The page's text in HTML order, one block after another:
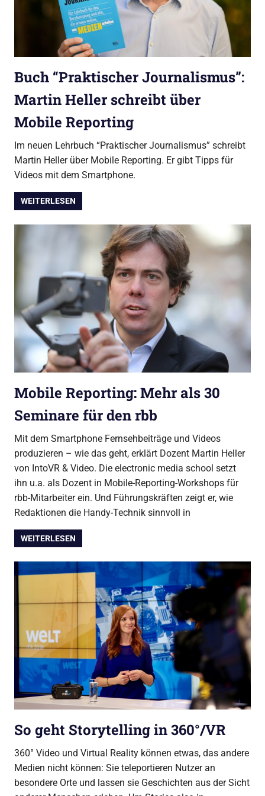
Buch “Praktischer Journalismus”:
Martin Heller schreibt über
Mobile Reporting
Im neuen Lehrbuch “Praktischer Journalismus” schreibt
Martin Heller über Mobile Reporting. Er gibt Tipps für
Videos mit dem Smartphone.
WEITERLESEN
Mobile Reporting: Mehr als 30
Seminare für den rbb
Mit dem Smartphone Fernsehbeiträge und Videos
produzieren – wie das geht, erklärt Dozent Martin Heller
von IntoVR & Video. Die electronic media school setzt
ihn u.a. als Dozent in Mobile-Reporting-Workshops für
rbb-Mitarbeiter ein. Und Führungskräften zeigt er, wie
Redaktionen die Handy-Technik sinnvoll in
WEITERLESEN
So geht Storytelling in 360°/VR
360° Video und Virtual Reality können etwas, das andere
Medien nicht können: Sie teleportieren Nutzer an
besondere Orte und lassen sie Geschichten aus der Sicht